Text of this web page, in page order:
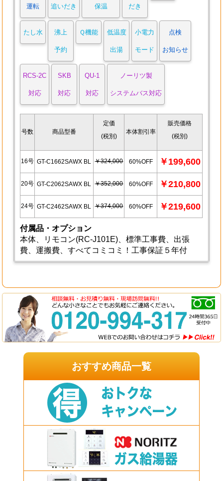
運転 追いだき 保温 だき
たし水 沸上
予約
Ｑ機能 低温度
出湯
小電力
モード
点検
お知らせ
RCS-2C
対応
SKB
対応
QU-1
対応
ノーリツ製
システムバス対応
号数 商品型番
定価
(税別)
本体割引率
販売価格
(税別)
16号 GT-C1662SAWX BL ￥324,000 60%OFF ￥199,600
20号 GT-C2062SAWX BL ￥352,000 60%OFF ￥210,800
24号 GT-C2462SAWX BL ￥374,000 60%OFF ￥219,600
付属品・オプション
本体、リモコン(RC-J101E)、標準工事費、出張
費、運搬費、すべてコミコミ！工事保証５年付
おすすめ商品一覧